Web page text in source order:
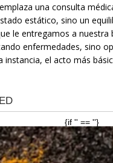
una consulta
estático, sino un
le entregamos a
enfermedades, sino
instancia, el acto más